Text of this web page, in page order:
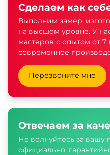
Сделаем как
Выполним замер,
на высшем уровне. У
мастеров с опытом от 7
современное
Перезвоните мне
Отвечаем за
Не волнуйтесь за вашу
официально: